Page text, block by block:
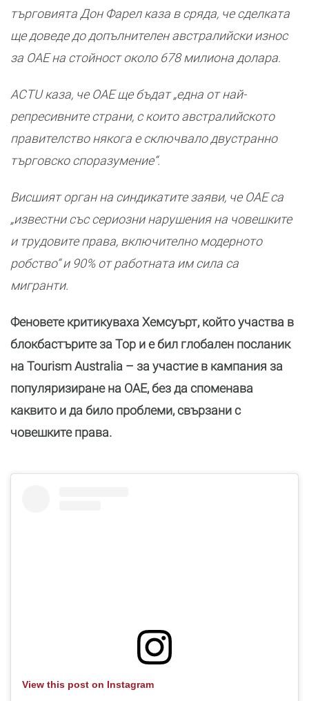
търговията Дон Фарел каза в сряда, че сделката
ще доведе до допълнителен австралийски износ
за ОАЕ на стойност около 678 милиона долара.
ACTU каза, че ОАЕ ще бъдат „една от най-
репресивните страни, с които австралийското
правителство някога е сключвало двустранно
търговско споразумение“.
Висшият орган на синдикатите заяви, че ОАЕ са
„известни със сериозни нарушения на човешките
и трудовите права, включително модерното
робство“ и 90% от работната им сила са
мигранти.
Феновете критикуваха Хемсуърт, който участва в
блокбастърите за Тор и е бил глобален посланик
на Tourism Australia – за участие в кампания за
популяризиране на ОАЕ, без да споменава
каквито и да било проблеми, свързани с
човешките права.
View this post on Instagram